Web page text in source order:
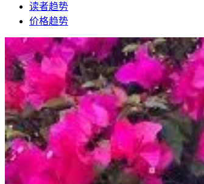
读者趋势
价格趋势